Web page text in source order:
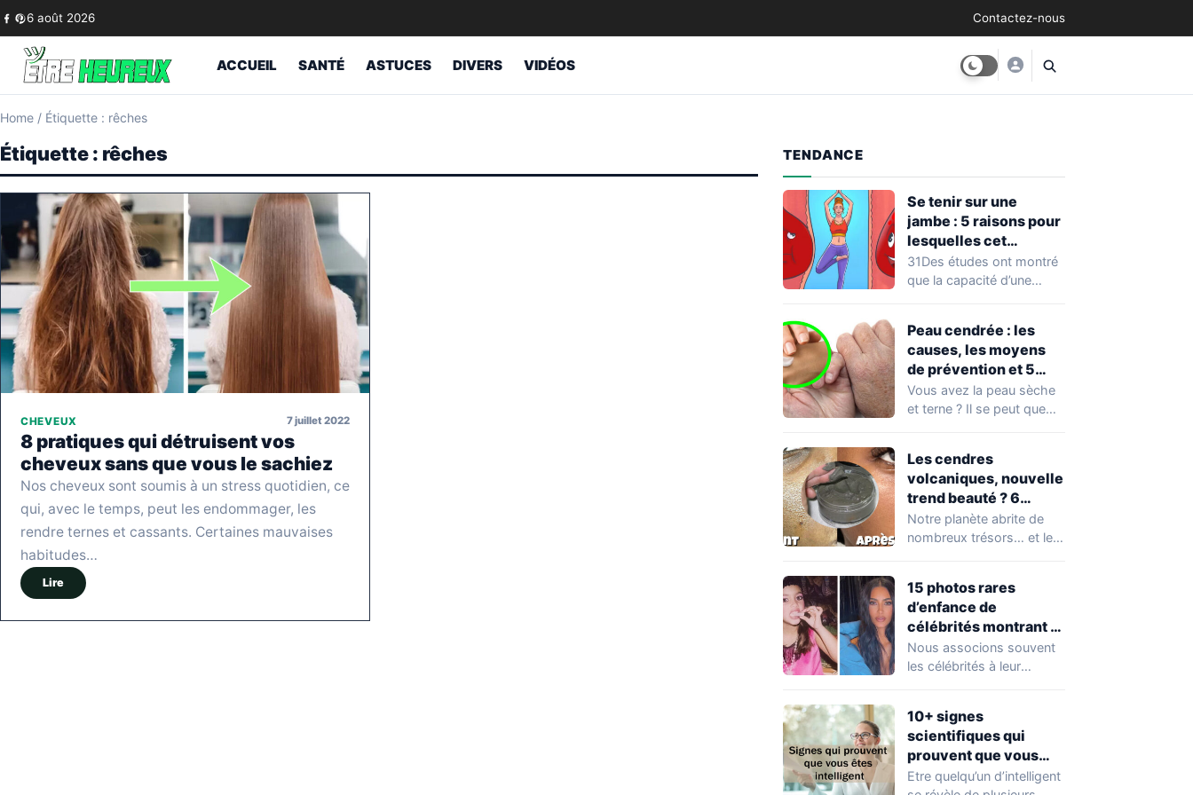
Skip to content
6 août 2026 Contactez-nous
ACCUEIL SANTÉ ASTUCES DIVERS VIDÉOS
Home / Étiquette : rêches
Étiquette : rêches
CHEVEUX 7 juillet 2022
8 pratiques qui détruisent vos
cheveux sans que vous le sachiez
Nos cheveux sont soumis à un stress quotidien, ce
qui, avec le temps, peut les endommager, les
rendre ternes et cassants. Certaines mauvaises
habitudes…
Lire
TENDANCE
Se tenir sur une
jambe : 5 raisons pour
lesquelles cet
exercice équivaut à
une véritable séance
31Des études ont montré
que la capacité d’une
Peau cendrée : les
causes, les moyens
de prévention et 5
façons de la traiter
Vous avez la peau sèche
et terne ? Il se peut que
Les cendres
volcaniques, nouvelle
trend beauté ? 6
avantages pour la
peau à connaître
Notre planète abrite de
nombreux trésors… et les
15 photos rares
d’enfance de
célébrités montrant à
quel point elles ont
changé au fil du temps
Nous associons souvent
les célébrités à leur
10+ signes
scientifiques qui
prouvent que vous
êtes plus intelligent
Etre quelqu’un d’intelligent